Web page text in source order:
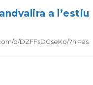
a l’estiu
p/DZFFsDGseKo/?hl=es